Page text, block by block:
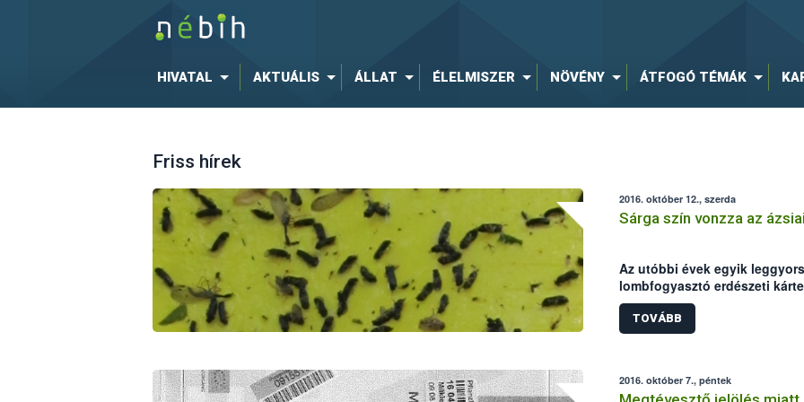
HIVATAL AKTUÁLIS ÁLLAT ÉLELMISZER NÖVÉNY ÁTFOGÓ TÉMÁK
Friss hírek
2016. október 12., szerda
Sárga szín vonzza az
Az utóbbi évek egyik
lombfogyasztó erdészeti
Olyannyira váratlanul tűnt fel
szilállományaiban, hogy
2010 óta van rá.
TOVÁBB
2016. október 7., péntek